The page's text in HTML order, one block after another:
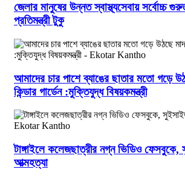
জেলার মানুষের উন্নত স্বাস্থ্যসেবায় সর্বোচ্চ
প্রতিমন্ত্রী টুকু
আমাদের চার পাশে ব্যাঙের ছাতার মতো গড়ে
কিন্ডার গার্ডেন :মুক্তিযুদ্ধ বিষয়কমন্ত্রী
টাঙ্গাইলে কলেজছাত্রীর নগ্ন ভিডিও
আত্মহত্যা